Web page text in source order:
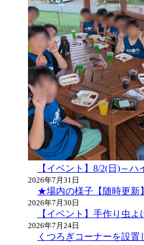
【イベント】8/2(日)～ハ
2026年7月31日
★場内の様子【随時更新】
2026年7月30日
【イベント】手作り虫
2026年7月24日
くつろぎコーナーを設置